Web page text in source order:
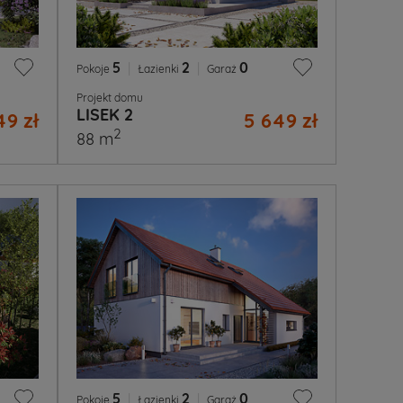
zł
Pokoje 5 Łazienki 2 Garaż 0
Projekt domu
LISEK 2 5 649 zł
88 m2
Pokoje 5 Łazienki 2 Garaż 0